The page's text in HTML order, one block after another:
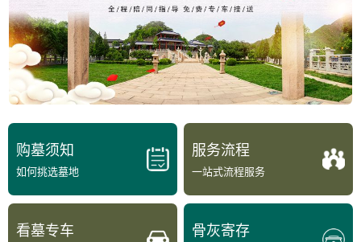
购墓须知
如何挑选墓地
服务流程
一站式流程服务
看墓专车 骨灰寄存